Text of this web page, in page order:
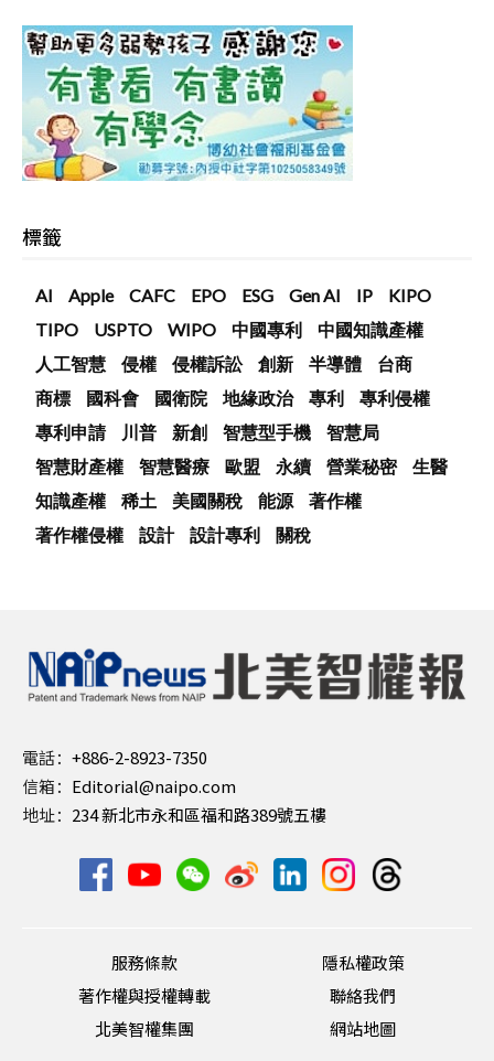
標籤
AI Apple CAFC EPO ESG Gen AI IP
KIPO
TIPO
USPTO WIPO 中國專利
中國知識產權
人工智慧
侵權 侵權訴訟 創新 半導體
台商
商標
國科會 國衛院 地緣政治 專利
專利侵權
專利申請
川普 新創 智慧型手機
智慧局
智慧財產權
智慧醫療 歐盟 永續 營業秘密
生醫
知識產權
稀土 美國關稅 能源
著作權
著作權侵權
設計 設計專利 關稅
電話： +886-2-8923-7350
信箱： Editorial@naipo.com
地址： 234 新北市永和區福和路389號五樓
服務條款
隱私權政策
著作權與授權轉載
聯絡我們
北美智權集團
網站地圖